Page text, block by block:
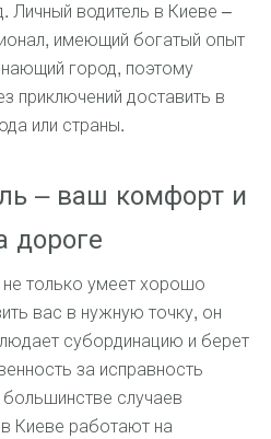
Личный водитель в Киеве –
имеющий богатый опыт
город, поэтому
приключений доставить в
или страны.
– ваш комфорт и
дороге
только умеет хорошо
вас в нужную точку, он
субординацию и берет
за исправность
случаев
Киеве работают на